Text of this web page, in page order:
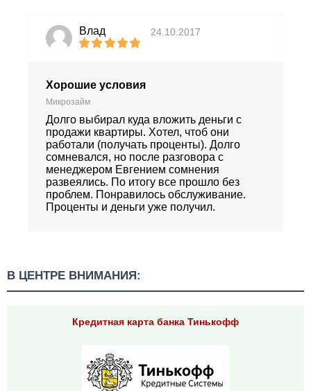
Влад 24.10.2017
Хорошие условия
Микрозайм
Долго выбирал куда вложить деньги с
продажи квартиры. Хотел, чтоб они
работали (получать проценты). Долго
сомневался, но после разговора с
менеджером Евгением сомнения
развеялись. По итогу все прошло без
проблем. Понравилось обслуживание.
Проценты и деньги уже получил.
В ЦЕНТРЕ ВНИМАНИЯ:
Кредитная карта банка Тинькофф